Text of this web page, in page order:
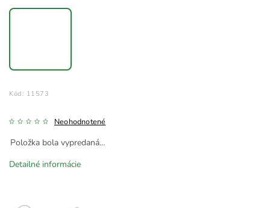
Kód: 11573
Neohodnotené
Položka bola vypredaná…
Detailné informácie